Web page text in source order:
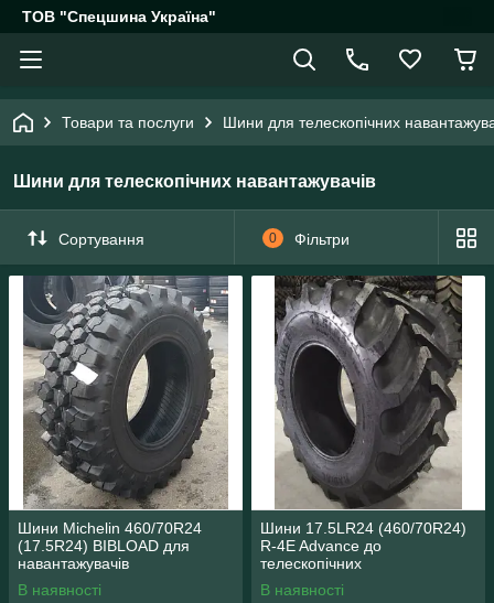
ТОВ "Спецшина Україна"
Товари та послуги Шини для телескопічних
Шини для телескопічних навантажувачів
Сортування 0 Фільтри
Шини Michelin 460/70R24
(17.5R24) BIBLOAD для
навантажувачів
В наявності
Шини 17.5LR24 (460/70R24)
R-4E Advance до
телескопічних
навантажувачів Manitou
В наявності